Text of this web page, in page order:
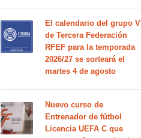
El calendario del grupo VI
de Tercera Federación
RFEF para la temporada
2026/27 se sorteará el
martes 4 de agosto
Nuevo curso de
Entrenador de fútbol
Licencia UEFA C que